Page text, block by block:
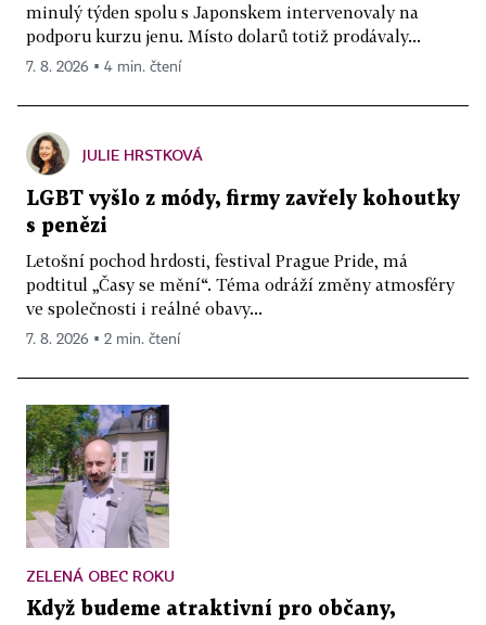
minulý týden spolu s Japonskem intervenovaly na
podporu kurzu jenu. Místo dolarů totiž prodávaly...
7. 8. 2026 ▪ 4 min. čtení
JULIE HRSTKOVÁ
LGBT vyšlo z módy, firmy zavřely kohoutky
s penězi
Letošní pochod hrdosti, festival Prague Pride, má
podtitul „Časy se mění“. Téma odráží změny atmosféry
ve společnosti i reálné obavy...
7. 8. 2026 ▪ 2 min. čtení
ZELENÁ OBEC ROKU
Když budeme atraktivní pro občany,